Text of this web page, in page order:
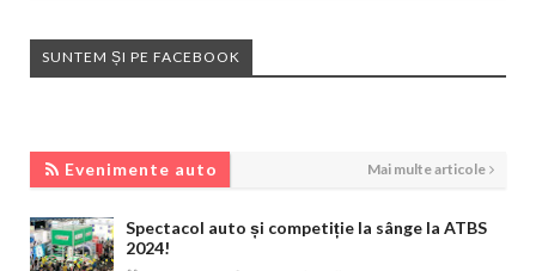
SUNTEM ȘI PE FACEBOOK
Evenimente auto Mai multe articole
Spectacol auto și competiție la sânge la ATBS
2024!